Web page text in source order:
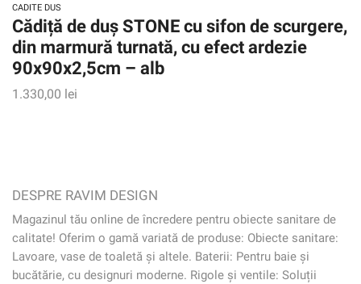
CADITE DUS
Cădiță de duș STONE cu sifon de scurgere,
din marmură turnată, cu efect ardezie
90x90x2,5cm – alb
1.330,00 lei
DESPRE RAVIM DESIGN
Magazinul tău online de încredere pentru obiecte sanitare de
calitate! Oferim o gamă variată de produse: Obiecte sanitare:
Lavoare, vase de toaletă și altele. Baterii: Pentru baie și
bucătărie, cu designuri moderne. Rigole și ventile: Soluții